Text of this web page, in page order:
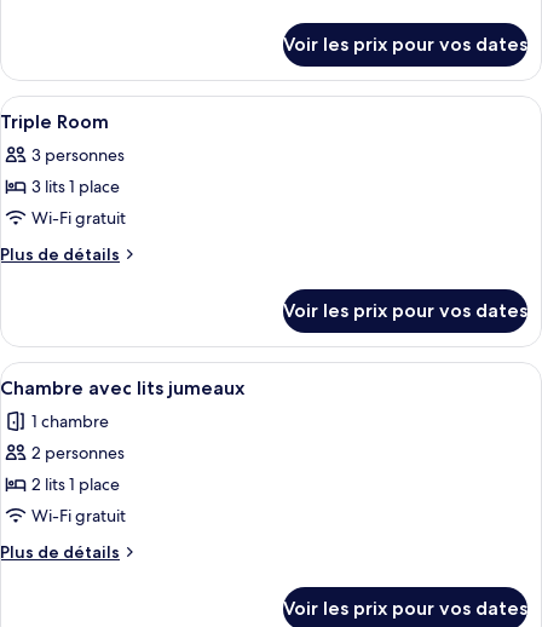
chambre :
Twin
Room
le
type
de
chambre
Twin
Room
Voir les prix pour vos dates
Afficher
toutes
les
photos
pour
ce
chambre :
Triple
Room
Espace de travail pour ordinateur
5
Triple Room
3 personnes
3 lits 1 place
Wi-Fi gratuit
Plus de détails
Plus
le
type
de
Triple
Room
Voir les prix pour vos dates
Afficher
toutes
les
photos
pour
ce
type
de
Une chambre d’hôtel avec deux lits,
10
Chambre avec lits jumeaux
1 chambre
2 personnes
2 lits 1 place
Wi-Fi gratuit
Plus de détails
Plus
Voir les prix pour vos dates